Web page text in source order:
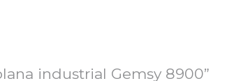
industrial Gemsy 8900”